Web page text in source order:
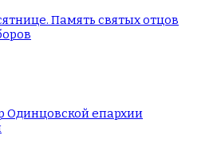
Память святых отцов
Одинцовской епархии